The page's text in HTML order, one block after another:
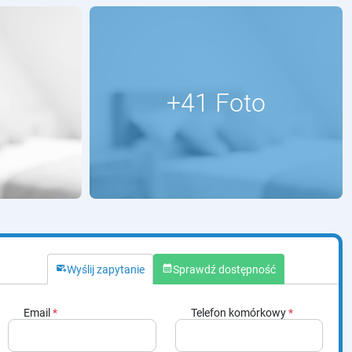
outgoing_mailWyślij zapytanie calendar_monthSprawdź dostępność
Email* Telefon komórkowy*